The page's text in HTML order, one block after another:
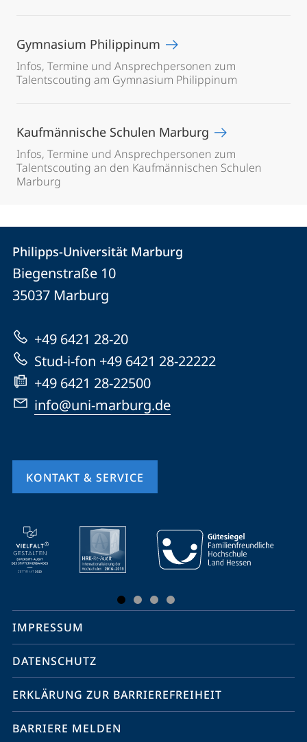
Gymnasium Philippinum
Infos, Termine und Ansprechpersonen zum
Talentscouting am Gymnasium Philippinum
Kaufmännische Schulen Marburg
Infos, Termine und Ansprechpersonen zum
Talentscouting an den Kaufmännischen Schulen
Marburg
Kontakt
und
Informationen
zur
Website
Kontaktinformationen
Philipps-
Universität
Marburg
Philipps-Universität Marburg
Biegenstraße 10
35037 Marburg
+49 6421 28-20
Stud-i-fon +49 6421 28-22222
+49 6421 28-22500
info@uni-marburg.de
KONTAKT & SERVICE
Mobile-
Service-
Navigation
Social
Media
Kontakte
IMPRESSUM
DATENSCHUTZ
ERKLÄRUNG ZUR BARRIEREFREIHEIT
BARRIERE MELDEN